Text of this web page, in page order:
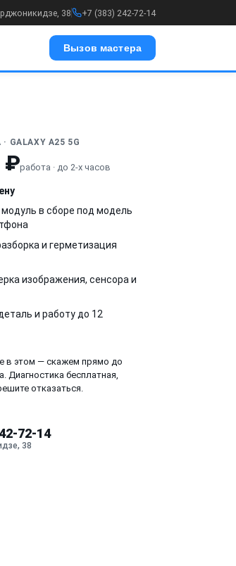
38 +7 (383) 242-72-14
Вызов мастера
GALAXY A25 5G
₽работа · до 2-х часов
в сборе под модель
и герметизация
изображения, сенсора и
и работу до 12
в этом — скажем прямо до
Диагностика бесплатная,
отказаться.
72-14
38